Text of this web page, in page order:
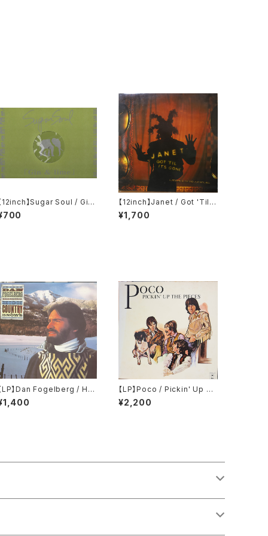
12inch】Sugar Soul / Gin
Lime
【12inch】Janet / Got 'Til I
t's Gone
¥1,700
LP】Dan Fogelberg / Hig
Country Snows
【LP】Poco / Pickin' Up Th
e Pieces
¥2,200